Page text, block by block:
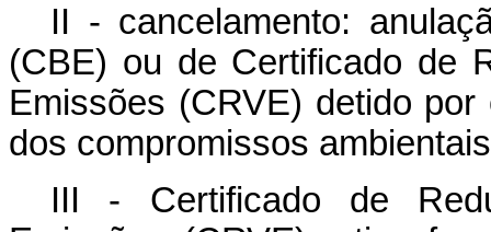
II - cancelamento:
(CBE) ou de Certificado de
Emissões (CRVE) detido
dos compromissos
III - Certificado de